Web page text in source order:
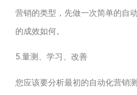
营销的类型，先做一次简单的自
的成效如何。
5.量测、学习、改善
您应该要分析最初的自动化营销